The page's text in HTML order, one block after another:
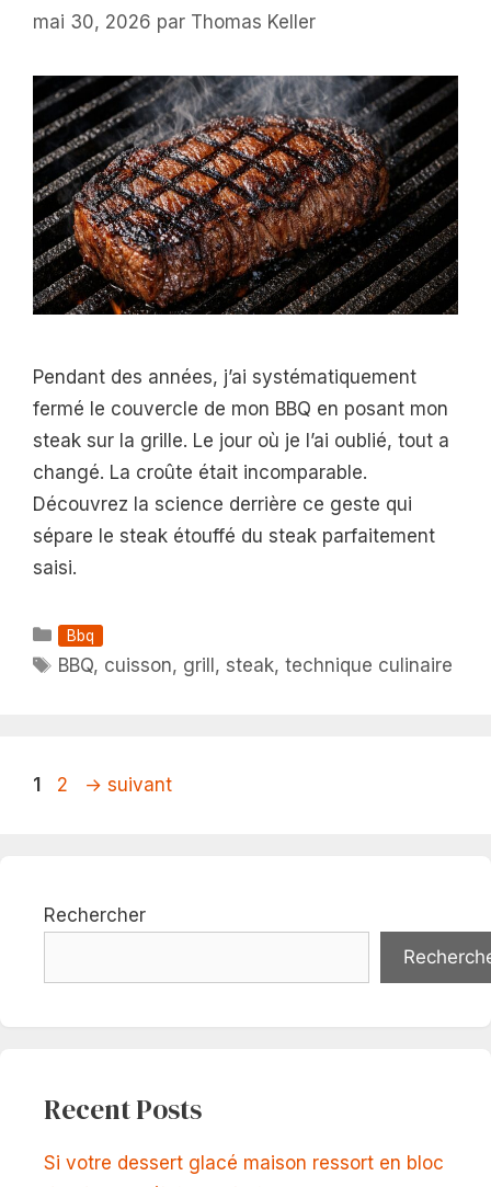
mai 30, 2026 par Thomas Keller
Pendant des années, j’ai systématiquement
fermé le couvercle de mon BBQ en posant mon
steak sur la grille. Le jour où je l’ai oublié, tout a
changé. La croûte était incomparable.
Découvrez la science derrière ce geste qui
sépare le steak étouffé du steak parfaitement
saisi.
Catégories
Bbq
Étiquettes
BBQ, cuisson, grill, steak,technique culinaire
Page
1 Page
2 → suivant
Rechercher
Recent Posts
Si votre dessert glacé maison ressort en bloc